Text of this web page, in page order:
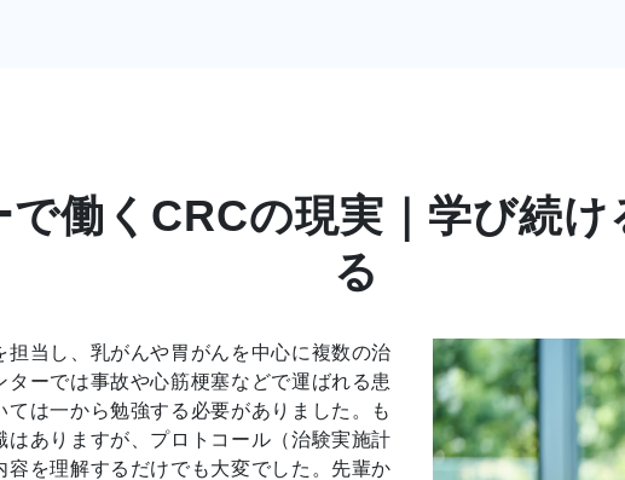
働くCRCの現実｜学び続
る
担当し、乳がんや胃がんを中心に複数の治
ーでは事故や心筋梗塞などで運ばれる患
は一から勉強する必要がありました。も
ありますが、プロトコール（治験実施計
を理解するだけでも大変でした。先輩か